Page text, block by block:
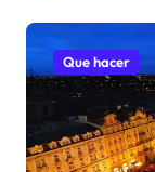
Que hacer